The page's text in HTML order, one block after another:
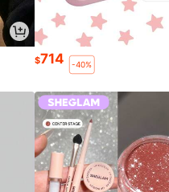
$714 -40%